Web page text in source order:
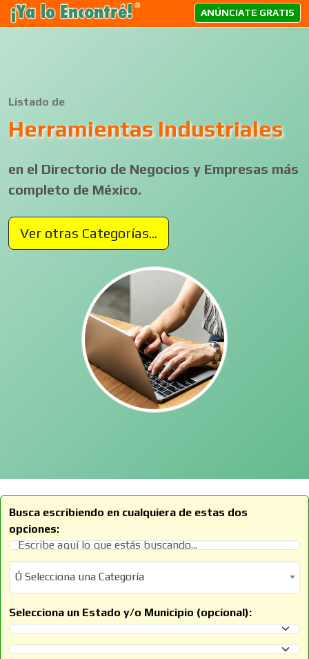
ANÚNCIATE GRATIS
Listado de
Herramientas Industriales
en el Directorio de Negocios y Empresas más
completo de México.
Ver otras Categorías...
Busca escribiendo en cualquiera de estas dos
opciones:
Ó Selecciona una Categoría
Ó Selecciona una Categoría
Selecciona un Estado y/o Municipio (opcional):
Selecciona un Estado
Selecciona un Municipio